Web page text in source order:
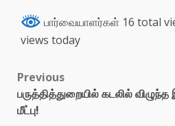
பார்வையாளர்கள் 16 total
views today
Previous
பருத்தித்துறையில் கடலில்
மீட்பு!